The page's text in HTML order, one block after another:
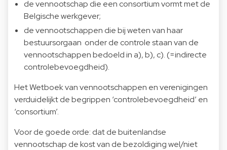
de vennootschap die een consortium vormt met de
Belgische werkgever;
de vennootschappen die bij weten van haar
bestuursorgaan onder de controle staan van de
vennootschappen bedoeld in a), b), c). (=indirecte
controlebevoegdheid).
Het Wetboek van vennootschappen en verenigingen
verduidelijkt de begrippen ‘controlebevoegdheid’ en
‘consortium’.
Voor de goede orde: dat de buitenlandse
vennootschap de kost van de bezoldiging wel/niet